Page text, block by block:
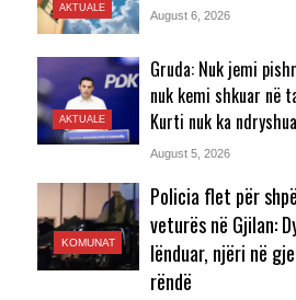
AKTUALE
August 6, 2026
AKTUALE
Gruda: Nuk jemi
nuk kemi shkuar në
Kurti nuk ka
August 5, 2026
KOMUNAT
Policia flet për
veturës në Gjilan:
lënduar, njëri në
rëndë